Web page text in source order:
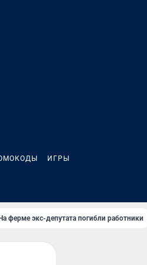
ИГРЫ
ферме экс-депутата погибли работники